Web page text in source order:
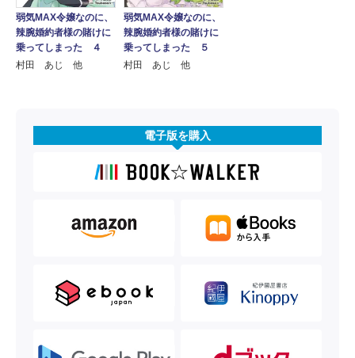
弱気MAX令嬢なのに、
辣腕婚約者様の賭けに
乗ってしまった ４
村田 あじ 他
弱気MAX令嬢なのに、
辣腕婚約者様の賭けに
乗ってしまった ５
村田 あじ 他
電子版を購入